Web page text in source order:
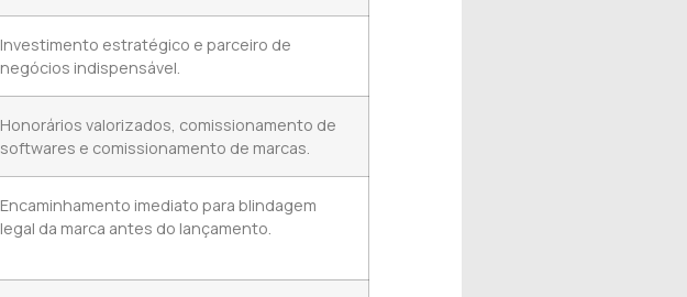
Investimento estratégico e parceiro de
negócios indispensável.
Honorários valorizados, comissionamento de
softwares e comissionamento de marcas.
Encaminhamento imediato para blindagem
legal da marca antes do lançamento.